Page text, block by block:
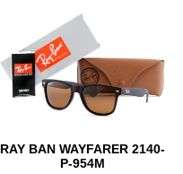
RAY BAN WAYFARER 2140-
P-954M